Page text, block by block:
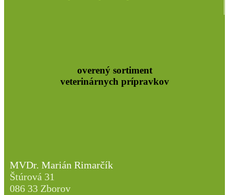
overený sortiment
veterinárnych prípravkov
MVDr. Marián Rimarčík
Štúrová 31
086 33 Zborov